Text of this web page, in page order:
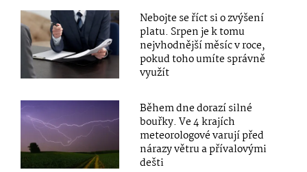
Nebojte se říct si o zvýšení
platu. Srpen je k tomu
nejvhodnější měsíc v roce,
pokud toho umíte správně
využít
Během dne dorazí silné
bouřky. Ve 4 krajích
meteorologové varují před
nárazy větru a přívalovými
dešti